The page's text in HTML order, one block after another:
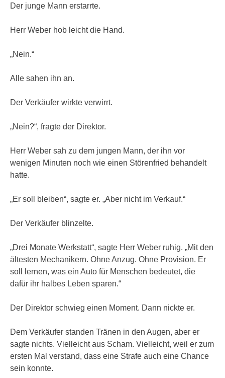
Der junge Mann erstarrte.
Herr Weber hob leicht die Hand.
„Nein.“
Alle sahen ihn an.
Der Verkäufer wirkte verwirrt.
„Nein?“, fragte der Direktor.
Herr Weber sah zu dem jungen Mann, der ihn vor
wenigen Minuten noch wie einen Störenfried behandelt
hatte.
„Er soll bleiben“, sagte er. „Aber nicht im Verkauf.“
Der Verkäufer blinzelte.
„Drei Monate Werkstatt“, sagte Herr Weber ruhig. „Mit den
ältesten Mechanikern. Ohne Anzug. Ohne Provision. Er
soll lernen, was ein Auto für Menschen bedeutet, die
dafür ihr halbes Leben sparen.“
Der Direktor schwieg einen Moment. Dann nickte er.
Dem Verkäufer standen Tränen in den Augen, aber er
sagte nichts. Vielleicht aus Scham. Vielleicht, weil er zum
ersten Mal verstand, dass eine Strafe auch eine Chance
sein konnte.